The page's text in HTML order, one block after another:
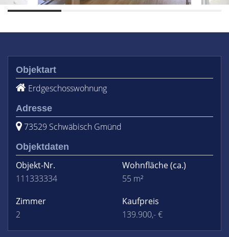
Objektart
Erdgeschosswohnung
Adresse
73529 Schwäbisch Gmünd
Objektdaten
Objekt-Nr.
111333334
Wohnfläche(ca.)
55 m²
Zimmer
2
Kaufpreis
139.900,- €